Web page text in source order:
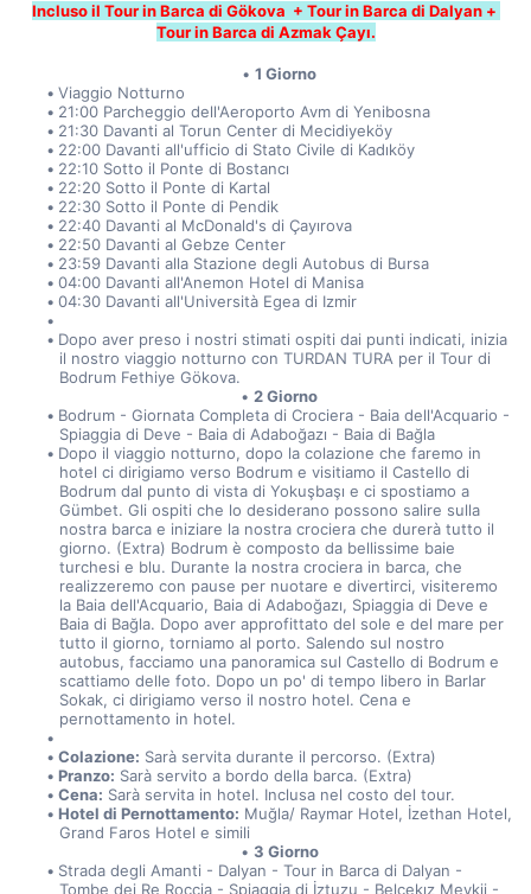
Incluso il Tour in Barca di Gökova  + Tour in Barca di Dalyan +
Tour in Barca di Azmak Çayı.
1 Giorno
Viaggio Notturno
21:00 Parcheggio dell'Aeroporto Avm di Yenibosna
21:30 Davanti al Torun Center di Mecidiyeköy
22:00 Davanti all'ufficio di Stato Civile di Kadıköy
22:10 Sotto il Ponte di Bostancı
22:20 Sotto il Ponte di Kartal
22:30 Sotto il Ponte di Pendik
22:40 Davanti al McDonald's di Çayırova
22:50 Davanti al Gebze Center
23:59 Davanti alla Stazione degli Autobus di Bursa
04:00 Davanti all'Anemon Hotel di Manisa
04:30 Davanti all'Università Egea di Izmir
Dopo aver preso i nostri stimati ospiti dai punti indicati, inizia
il nostro viaggio notturno con TURDAN TURA per il Tour di
Bodrum Fethiye Gökova.
2 Giorno
Bodrum - Giornata Completa di Crociera - Baia dell'Acquario -
Spiaggia di Deve - Baia di Adaboğazı - Baia di Bağla
Dopo il viaggio notturno, dopo la colazione che faremo in
hotel ci dirigiamo verso Bodrum e visitiamo il Castello di
Bodrum dal punto di vista di Yokuşbaşı e ci spostiamo a
Gümbet. Gli ospiti che lo desiderano possono salire sulla
nostra barca e iniziare la nostra crociera che durerà tutto il
giorno. (Extra) Bodrum è composto da bellissime baie
turchesi e blu. Durante la nostra crociera in barca, che
realizzeremo con pause per nuotare e divertirci, visiteremo
la Baia dell'Acquario, Baia di Adaboğazı, Spiaggia di Deve e
Baia di Bağla. Dopo aver approfittato del sole e del mare per
tutto il giorno, torniamo al porto. Salendo sul nostro
autobus, facciamo una panoramica sul Castello di Bodrum e
scattiamo delle foto. Dopo un po' di tempo libero in Barlar
Sokak, ci dirigiamo verso il nostro hotel. Cena e
pernottamento in hotel.
Colazione: Sarà servita durante il percorso. (Extra)
Pranzo: Sarà servito a bordo della barca. (Extra)
Cena: Sarà servita in hotel. Inclusa nel costo del tour.
Hotel di Pernottamento: Muğla/ Raymar Hotel, İzethan Hotel,
Grand Faros Hotel e simili
3 Giorno
Strada degli Amanti - Dalyan - Tour in Barca di Dalyan -
Tombe dei Re Roccia - Spiaggia di İztuzu - Belcekız Mevkii -